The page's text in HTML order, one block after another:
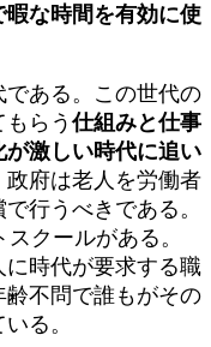
な時間を有効に使
ある。この世代の
もらう仕組みと仕事
が激しい時代に追い
政府は老人を労働者
行うべきである。
クールがある。
時代が要求する職
不問で誰もがその
る。